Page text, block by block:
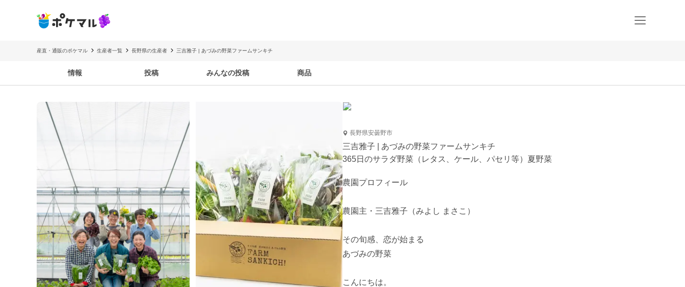
産直・通販のポケマル 生産者一覧 長野県の生産者 三吉雅子 | あづみの野菜ファームサンキチ
情報 投稿 みんなの投稿 商品
長野県安曇野市
三吉雅子 | あづみの野菜ファームサンキチ
365日のサラダ野菜（レタス、ケール、パセリ等）夏野菜
農園プロフィール
農園主・三吉雅子（みよし まさこ）
その旬感、恋が始まる
あづみの野菜
こんにちは。